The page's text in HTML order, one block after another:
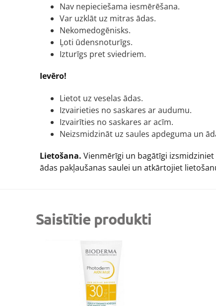
Nav nepieciešama iesmērēšana.
Var uzklāt uz mitras ādas.
Nekomedogēnisks.
Ļoti ūdensnoturīgs.
Izturīgs pret sviedriem.
Ievēro!
Lietot uz veselas ādas.
Izvairieties no saskares ar audumu.
Izvairīties no saskares ar acīm.
Neizsmidzināt uz saules apdeguma un
Lietošana. Vienmērīgi un bagātīgi
ādas pakļaušanas saulei un atkārtojiet
Saistītie produkti